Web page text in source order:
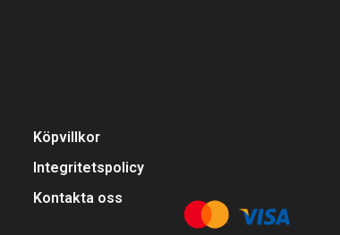
Köpvillkor
Integritetspolicy
Kontakta oss